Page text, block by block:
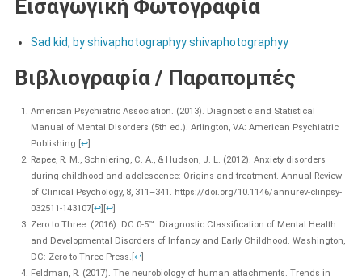
Εισαγωγική Φωτογραφία
Sad kid, by shivaphotographyy shivaphotographyy
Βιβλιογραφία / Παραπομπές
American Psychiatric Association. (2013). Diagnostic and Statistical
Manual of Mental Disorders (5th ed.). Arlington, VA: American Psychiatric
Publishing. ↩]
Rapee, R. M., Schniering, C. A., & Hudson, J. L. (2012). Anxiety disorders
during childhood and adolescence: Origins and treatment. Annual Review
of Clinical Psychology, 8, 311–341. https://doi.org/10.1146/annurev-clinpsy-
032511-143107[ ↩] ↩]
Zero to Three. (2016). DC:0-5™: Diagnostic Classification of Mental Health
and Developmental Disorders of Infancy and Early Childhood. Washington,
DC: Zero to Three Press. ↩]
Feldman, R. (2017). The neurobiology of human attachments. Trends in